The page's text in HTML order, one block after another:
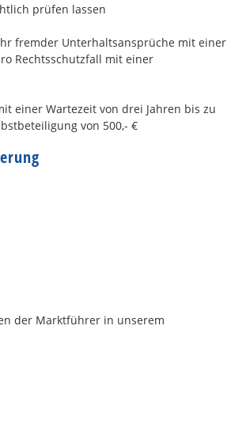
prüfen lassen
fremder Unterhaltsansprüche mit einer
Rechtsschutzfall mit einer
einer Wartezeit von drei Jahren bis zu
von 500,- €
der Marktführer in unserem